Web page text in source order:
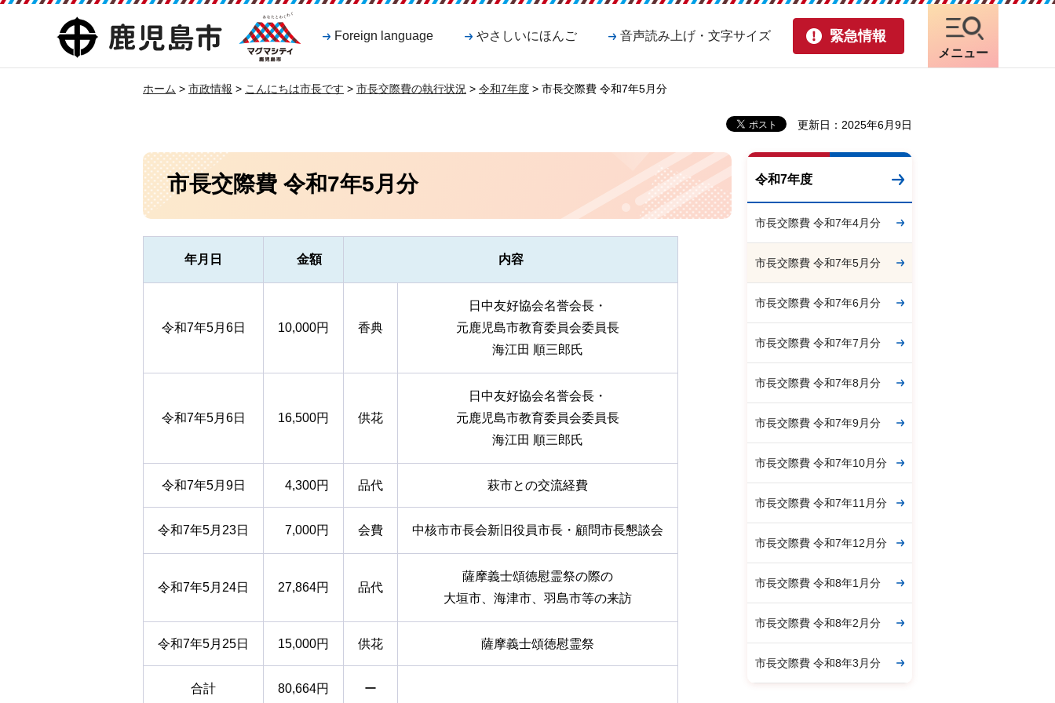
鹿児島市
マグマシティ
鹿児島市
Foreign language やさしいにほんご 音声読み上げ・文字サイズ 緊急情報
メニュー
ホーム > 市政情報 > こんにちは市長です > 市長交際費の執行状況 > 令和7年度 > 市長交際費 令和7年5月分
更新日：2025年6月9日
市長交際費 令和7年5月分
年月日 金額 内容
令和7年5月6日 10,000円 香典
日中友好協会名誉会長・
元鹿児島市教育委員会委員長
海江田 順三郎氏
令和7年5月6日 16,500円 供花
日中友好協会名誉会長・
元鹿児島市教育委員会委員長
海江田 順三郎氏
令和7年5月9日 4,300円 品代 萩市との交流経費
令和7年5月23日 7,000円 会費 中核市市長会新旧役員市長・顧問市長懇談会
令和7年5月24日 27,864円 品代
薩摩義士頌徳慰霊祭の際の
大垣市、海津市、羽島市等の来訪
令和7年5月25日 15,000円 供花 薩摩義士頌徳慰霊祭
合計 80,664円 ー
令和7年度
市長交際費 令和7年4月分
市長交際費 令和7年5月分
市長交際費 令和7年6月分
市長交際費 令和7年7月分
市長交際費 令和7年8月分
市長交際費 令和7年9月分
市長交際費 令和7年10月分
市長交際費 令和7年11月分
市長交際費 令和7年12月分
市長交際費 令和8年1月分
市長交際費 令和8年2月分
市長交際費 令和8年3月分